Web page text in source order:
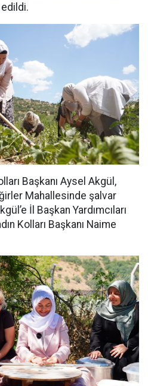
Başkanı Aysel Akgül,
Mahallesinde şalvar
İl Başkan Yardımcıları
Kolları Başkanı Naime